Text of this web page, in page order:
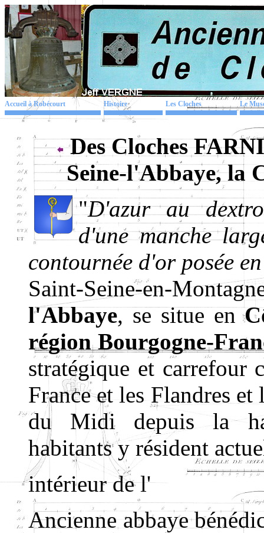
Accueil à Robécourt Histoire Les Cloches Le
Des Cloches
Seine-l'Abbaye, la
"D'azur au
d'une manche
contournée d'or posée
Saint-Seine-en-
l'Abbaye, se situe en
région Bourgogne-
stratégique et carrefour
France et les Flandres
du Midi depuis la
habitants y résident
intérieur de l'
Ancienne abbaye